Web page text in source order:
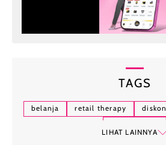
TAGS
belanja retail therapy diskon
LIHAT LAINNYA